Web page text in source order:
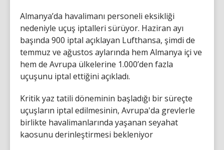
Almanya’da havalimanı personeli eksikliği
nedeniyle uçuş iptalleri sürüyor. Haziran ayı
başında 900 iptal açıklayan Lufthansa, şimdi de
temmuz ve ağustos aylarında hem Almanya içi ve
hem de Avrupa ülkelerine 1.000’den fazla
uçuşunu iptal ettiğini açıkladı.
Kritik yaz tatili döneminin başladığı bir süreçte
uçuşların iptal edilmesinin, Avrupa'da grevlerle
birlikte havalimanlarında yaşanan seyahat
kaosunu derinleştirmesi bekleniyor